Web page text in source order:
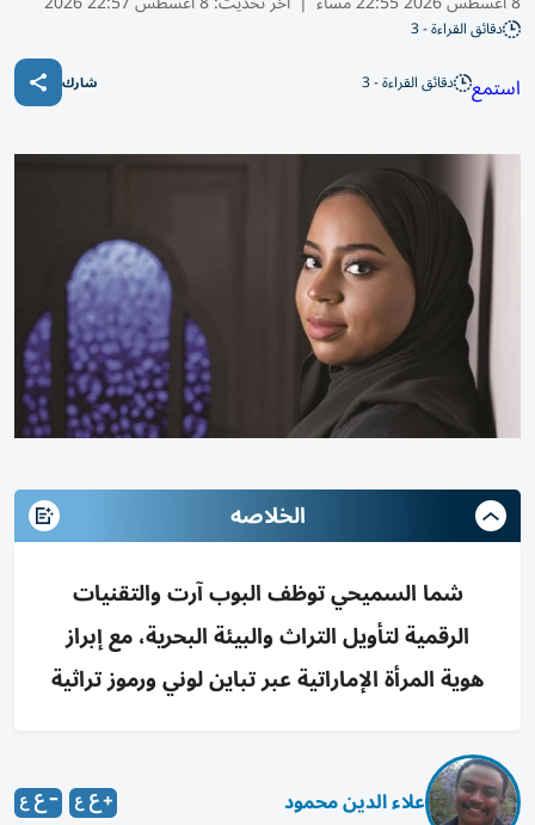
دقائق القراءة - 3
استمع دقائق القراءة - 3 شارك
الخلاصه
شما السميحي توظف البوب آرت والتقنيات
الرقمية لتأويل التراث والبيئة البحرية، مع إبراز
هوية المرأة الإماراتية عبر تباين لوني ورموز تراثية
علاء الدين محمود